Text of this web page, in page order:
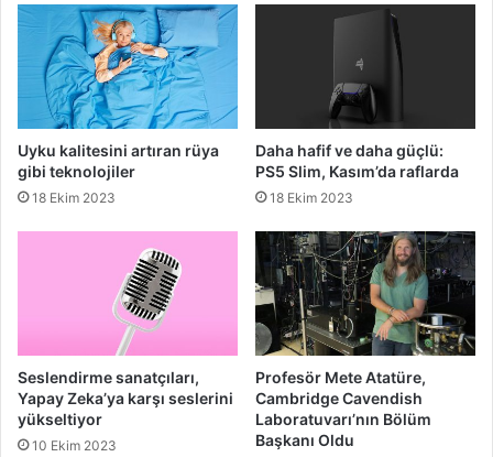
Uyku kalitesini artıran rüya
gibi teknolojiler
18 Ekim 2023
Daha hafif ve daha güçlü:
PS5 Slim, Kasım’da raflarda
18 Ekim 2023
Seslendirme sanatçıları,
Yapay Zeka’ya karşı seslerini
yükseltiyor
10 Ekim 2023
Profesör Mete Atatüre,
Cambridge Cavendish
Laboratuvarı’nın Bölüm
Başkanı Oldu